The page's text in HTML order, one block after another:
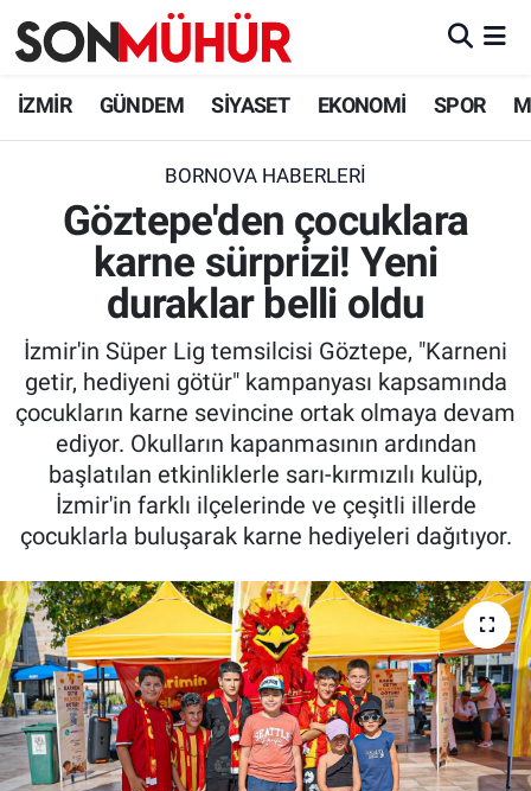
İZMİR GÜNDEM SİYASET EKONOMİ SPOR
BORNOVA HABERLERI
Göztepe'den çocuklara
karne sürprizi! Yeni
duraklar belli oldu
İzmir'in Süper Lig temsilcisi Göztepe, "Karneni
getir, hediyeni götür" kampanyası kapsamında
çocukların karne sevincine ortak olmaya devam
ediyor. Okulların kapanmasının ardından
başlatılan etkinliklerle sarı-kırmızılı kulüp,
İzmir'in farklı ilçelerinde ve çeşitli illerde
çocuklarla buluşarak karne hediyeleri dağıtıyor.
İzmir Nöbetçi Eczaneler
İzmir Namaz Vakitleri
İzmir Trafik Yoğunluk Haritası
Tüm Manşetler
Son Dakika Haberleri
Haber Arşivi